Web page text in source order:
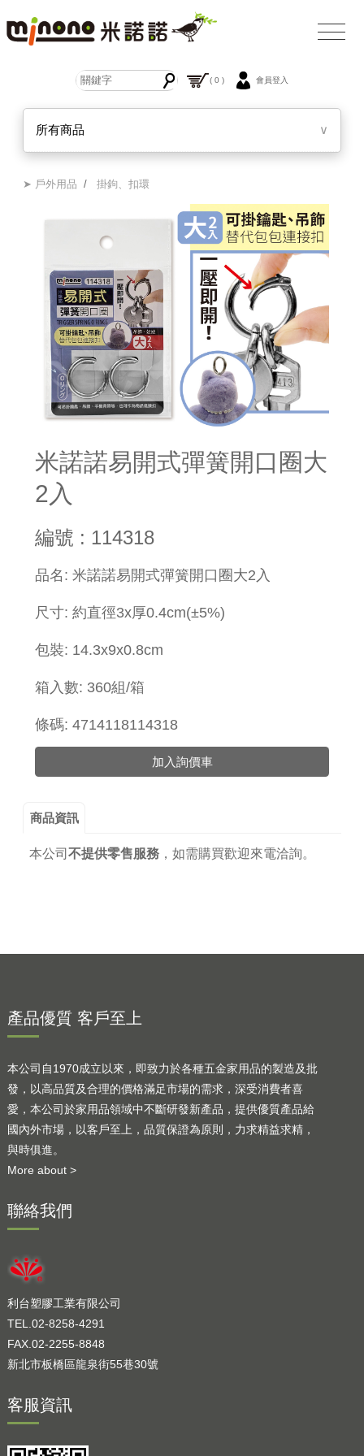
( 0 ) 會員登入
所有商品 ∨
➤ 戶外用品 /掛鉤、扣環
米諾諾易開式彈簧開口圈大
2入
編號 : 114318
品名: 米諾諾易開式彈簧開口圈大2入
尺寸: 約直徑3x厚0.4cm(±5%)
包裝: 14.3x9x0.8cm
箱入數: 360組/箱
條碼: 4714118114318
加入詢價車
商品資訊
本公司 不提供零售服務， 如需購買歡迎來電洽詢。
產品優質 客戶至上
本公司自1970成立以來，即致力於各種五金家用品的製造及批
發，以高品質及合理的價格滿足市場的需求，深受消費者喜
愛，本公司於家用品領域中不斷研發新產品，提供優質產品給
國內外市場，以客戶至上，品質保證為原則，力求精益求精，
與時俱進。
More about >
聯絡我們
利台塑膠工業有限公司
TEL.02-8258-4291
FAX.02-2255-8848
新北市板橋區龍泉街55巷30號
客服資訊